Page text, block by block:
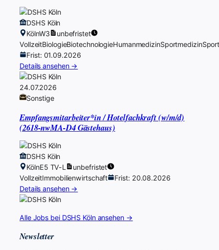
DSHS Köln
KölnW3
unbefristet
VollzeitBiologieBiotechnologieHumanmedizinSportmedizin
Frist: 01.09.2026
Details ansehen →
24.07.2026
Sonstige
Empfangsmitarbeiter*in / Hotelfachkraft (w/m/d)
(2618-nwMA-D4 Gästehaus)
DSHS Köln
KölnE5 TV-L
unbefristet
VollzeitImmobilienwirtschaft
Frist: 20.08.2026
Details ansehen →
Alle Jobs bei DSHS Köln ansehen →
Newsletter